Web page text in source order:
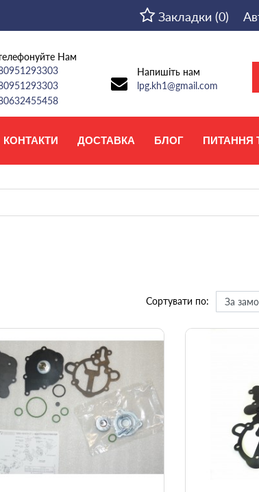
Закладки (0)
Нам
Напишіть нам
lpg.kh1@gmail.com
КОНТАКТИ ДОСТАВКА БЛОГ ПИТАННЯ
Сортувати по: